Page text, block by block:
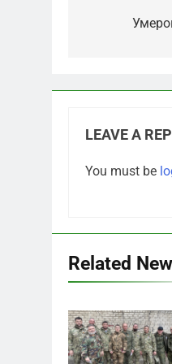
LEAVE A
You must be
Related
5
6
7